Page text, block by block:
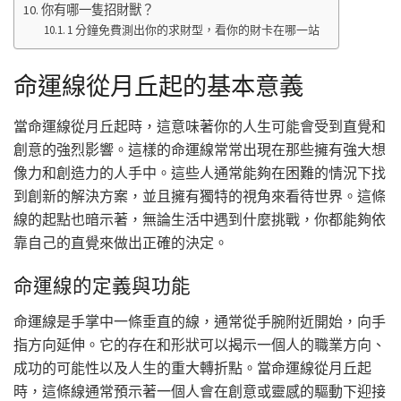
你有哪一隻招財獸？
1 分鐘免費測出你的求財型，看你的財卡在哪一站
命運線從月丘起的基本意義
當命運線從月丘起時，這意味著你的人生可能會受到直覺和
創意的強烈影響。這樣的命運線常常出現在那些擁有強大想
像力和創造力的人手中。這些人通常能夠在困難的情況下找
到創新的解決方案，並且擁有獨特的視角來看待世界。這條
線的起點也暗示著，無論生活中遇到什麼挑戰，你都能夠依
靠自己的直覺來做出正確的決定。
命運線的定義與功能
命運線是手掌中一條垂直的線，通常從手腕附近開始，向手
指方向延伸。它的存在和形狀可以揭示一個人的職業方向、
成功的可能性以及人生的重大轉折點。當命運線從月丘起
時，這條線通常預示著一個人會在創意或靈感的驅動下迎接